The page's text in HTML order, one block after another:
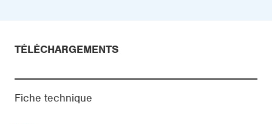
TÉLÉCHARGEMENTS
Fiche technique